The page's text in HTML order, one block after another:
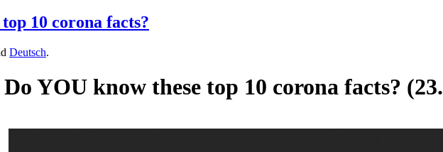
10 corona facts?
Deutsch.
Do YOU know these top 10 corona facts?